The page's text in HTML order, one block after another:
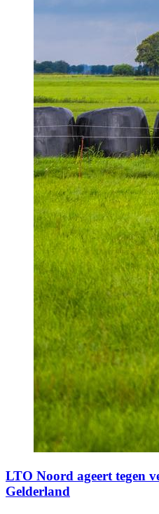
LTO Noord ageert tegen
Gelderland